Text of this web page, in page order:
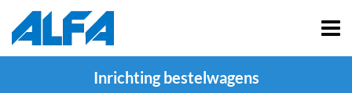
Inrichting bestelwagens